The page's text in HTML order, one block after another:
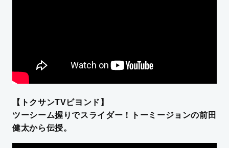
【トクサンTVビヨンド】
ツーシーム握りでスライダー！トーミージョンの前田
健太から伝授。